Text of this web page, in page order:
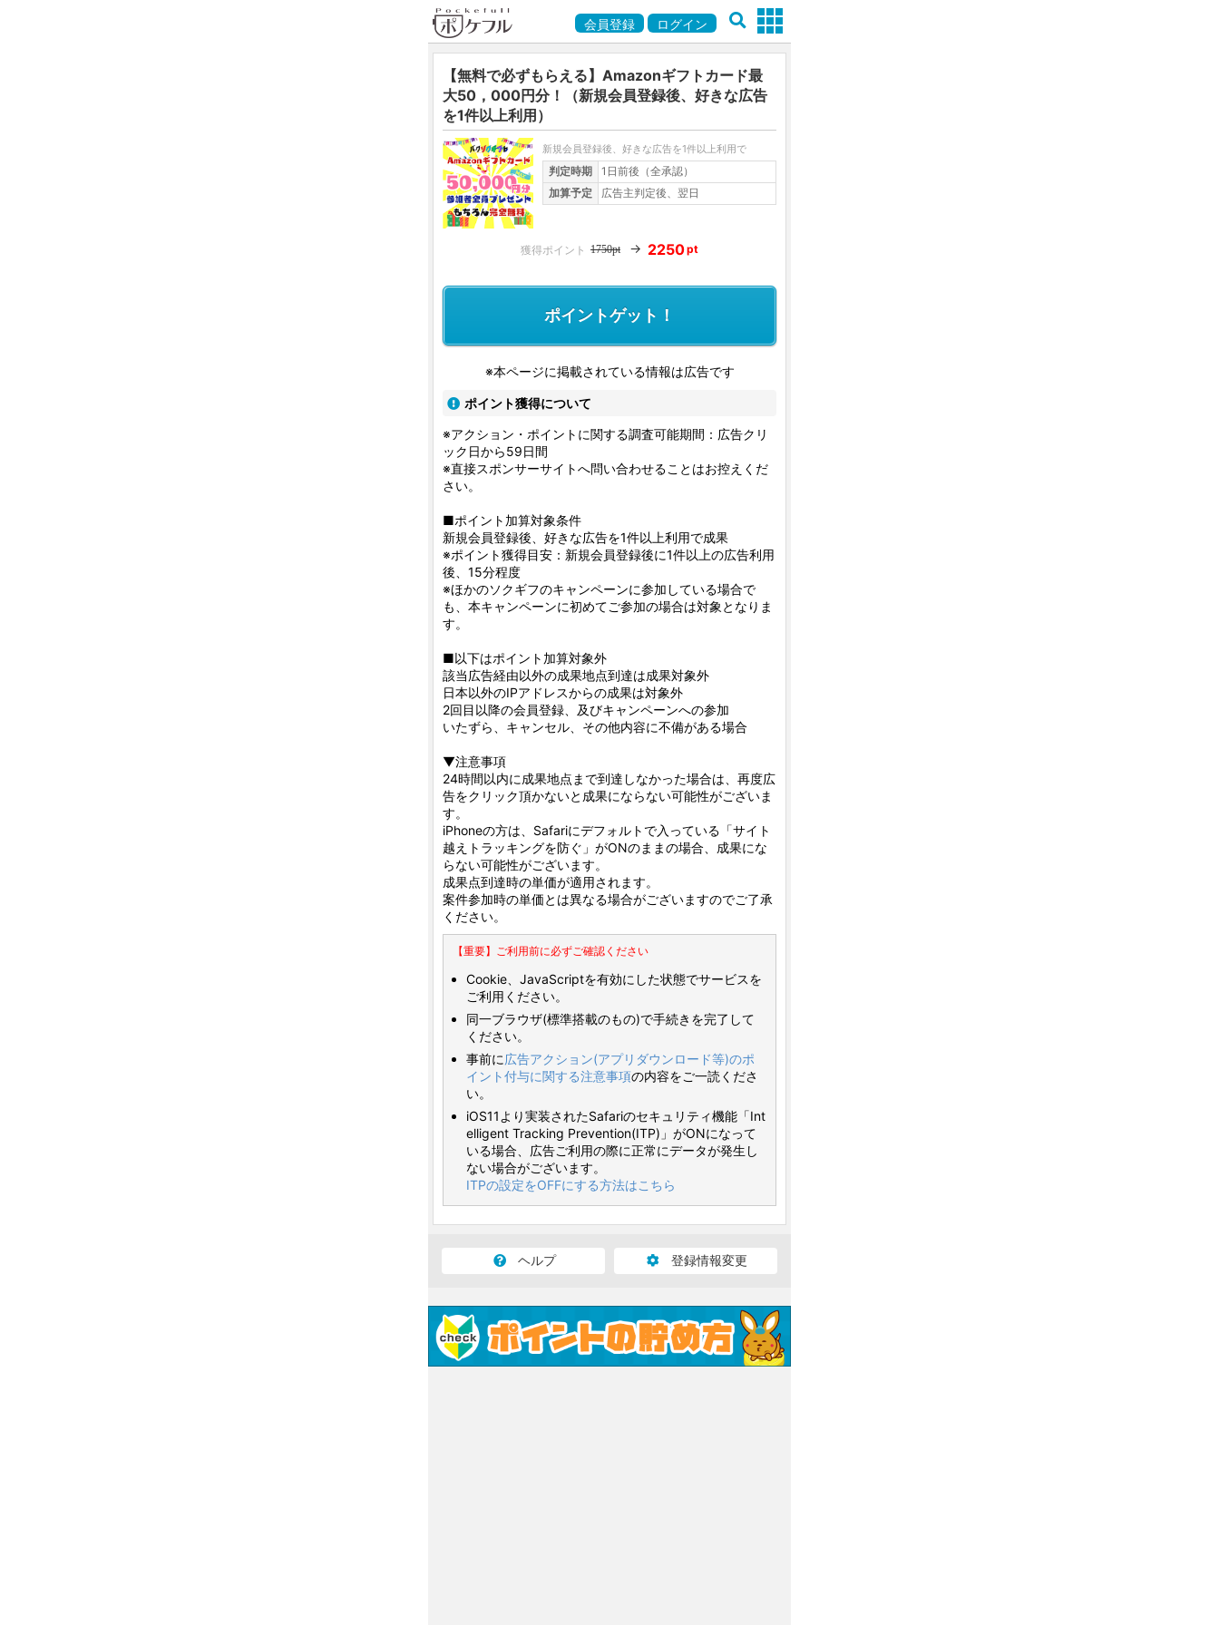
会員登録 ログイン
【無料で必ずもらえる】Amazonギフトカード最
大50，000円分！（新規会員登録後、好きな広告
を1件以上利用）
新規会員登録後、好きな広告を1件以上利用で
判定時期
1日前後（全承認）
加算予定
広告主判定後、翌日
1750pt → 2250pt
ポイントゲット！
※本ページに掲載されている情報は広告です
ポイント獲得について
※アクション・ポイントに関する調査可能期間：広告クリ
ック日から59日間
※直接スポンサーサイトへ問い合わせることはお控えくだ
さい。
■ポイント加算対象条件
新規会員登録後、好きな広告を1件以上利用で成果
※ポイント獲得目安：新規会員登録後に1件以上の広告利用
後、15分程度
※ほかのソクギフのキャンペーンに参加している場合で
も、本キャンペーンに初めてご参加の場合は対象となりま
す。
■以下はポイント加算対象外
該当広告経由以外の成果地点到達は成果対象外
日本以外のIPアドレスからの成果は対象外
2回目以降の会員登録、及びキャンペーンへの参加
いたずら、キャンセル、その他内容に不備がある場合
▼注意事項
24時間以内に成果地点まで到達しなかった場合は、再度広
告をクリック頂かないと成果にならない可能性がございま
す。
iPhoneの方は、Safariにデフォルトで入っている「サイト
越えトラッキングを防ぐ」がONのままの場合、成果にな
らない可能性がございます。
成果点到達時の単価が適用されます。
案件参加時の単価とは異なる場合がございますのでご了承
ください。
【重要】ご利用前に必ずご確認ください
Cookie、JavaScriptを有効にした状態でサービスを
ご利用ください。
同一ブラウザ(標準搭載のもの)で手続きを完了して
ください。
事前に広告アクション(アプリダウンロード等)のポ
イント付与に関する注意事項の内容をご一読くださ
い。
iOS11より実装されたSafariのセキュリティ機能「Int
elligent Tracking Prevention(ITP)」がONになって
いる場合、広告ご利用の際に正常にデータが発生し
ない場合がございます。
ITPの設定をOFFにする方法はこちら
ヘルプ 登録情報変更